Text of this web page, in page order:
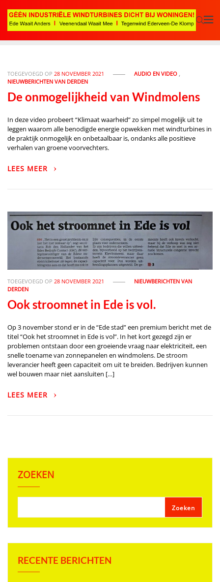
TOEGEVOEGD OP28 NOVEMBER 2021 AUDIO EN VIDEO ,
NIEUWBERICHTEN VAN DERDEN
De onmogelijkheid van Windmolens
In deze video probeert “Klimaat waarheid” zo simpel mogelijk uit te
leggen waarom alle benodigde energie opwekken met windturbines in
de praktijk onmogelijk en onbetaalbaar is, ondanks alle positieve
verhalen van groene voorvechters.
LEES MEER
TOEGEVOEGD OP28 NOVEMBER 2021
NIEUWBERICHTEN VAN
DERDEN
Ook stroomnet in Ede is vol.
Op 3 november stond er in de “Ede stad” een premium bericht met de
titel “Ook het stroomnet in Ede is vol”. In het kort gezegd zijn er
problemen ontstaan door een groeiende vraag naar elektriciteit, een
snelle toename van zonnepanelen en windmolens. De stroom
leverancier heeft geen capaciteit om uit te breiden. Bedrijven kunnen
wel bouwen maar niet aansluiten […]
LEES MEER
ZOEKEN
Zoeken
RECENTE BERICHTEN